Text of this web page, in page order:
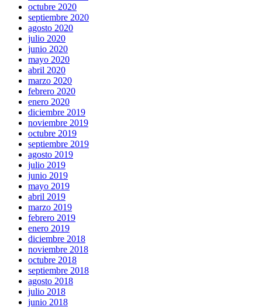
octubre 2020
septiembre 2020
agosto 2020
julio 2020
junio 2020
mayo 2020
abril 2020
marzo 2020
febrero 2020
enero 2020
diciembre 2019
noviembre 2019
octubre 2019
septiembre 2019
agosto 2019
julio 2019
junio 2019
mayo 2019
abril 2019
marzo 2019
febrero 2019
enero 2019
diciembre 2018
noviembre 2018
octubre 2018
septiembre 2018
agosto 2018
julio 2018
junio 2018